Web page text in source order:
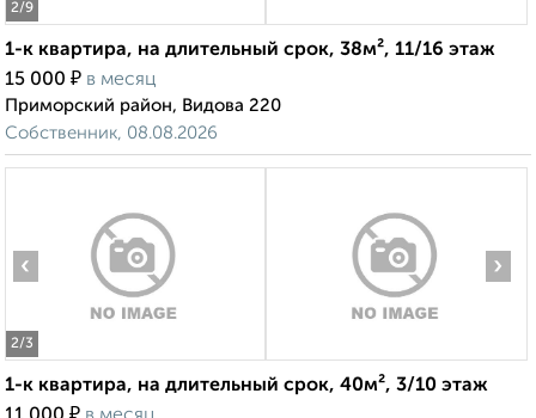
2/9
1-к квартира, на длительный срок, 38м², 11/16 этаж
15 000 ₽ в месяц
Приморский район, Видова 220
Собственник, 08.08.2026
2/3
‹ ›
1-к квартира, на длительный срок, 40м², 3/10 этаж